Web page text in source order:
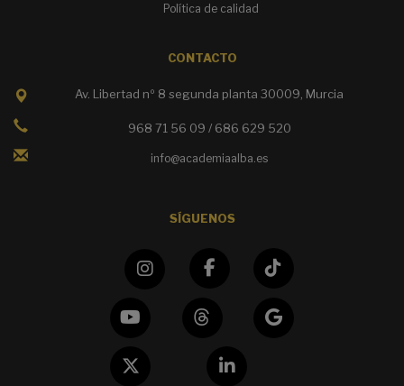
Política de calidad
CONTACTO
Av. Libertad nº 8 segunda planta 30009, Murcia
968 71 56 09 / 686 629 520
info@academiaalba.es
SÍGUENOS